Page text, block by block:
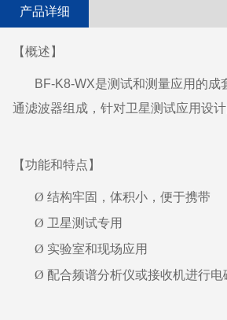
产品详细
【概述】
BF-K8-WX是测试和测量应用的成
通滤波器组成，针对卫星测试应用设计
【功能和特点】
Ø 结构牢固，体积小，便于携带
Ø 卫星测试专用
Ø 实验室和现场应用
Ø 配合频谱分析仪或接收机进行电